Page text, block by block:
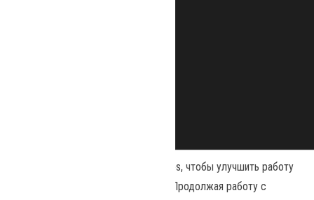
Наш сайт использует файлы cookies, чтобы улучшить работу
и повысить эффективность сайта. Продолжая работу с